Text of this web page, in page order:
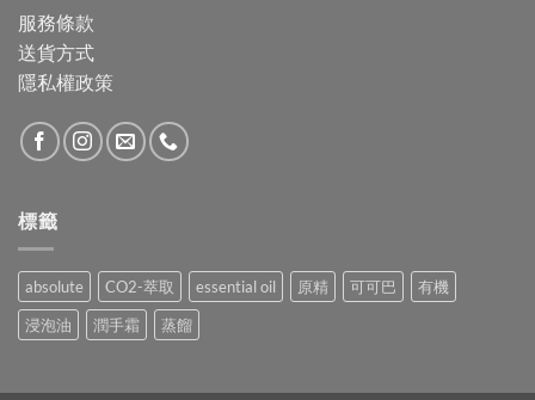
服務條款
送貨方式
隱私權政策
標籤
absolute CO2-萃取 essential oil 原精 可可巴
有機
浸泡油
潤手霜 蒸餾